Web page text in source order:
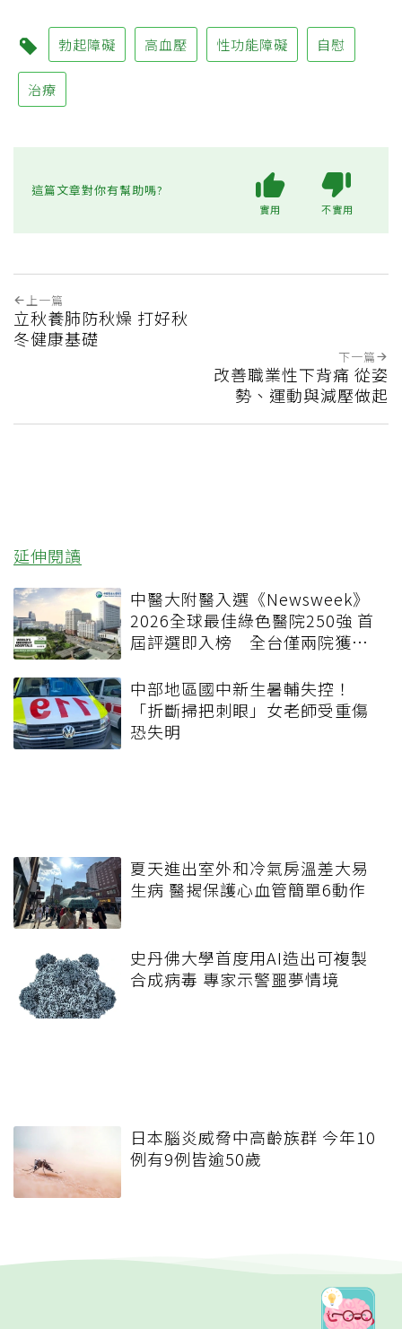
勃起障礙 高血壓 性功能障礙 自慰
治療
這篇文章對你有幫助嗎?
實用 不實用
上一篇
立秋養肺防秋燥 打好秋
冬健康基礎
下一篇
改善職業性下背痛 從姿
勢、運動與減壓做起
延伸閱讀
中醫大附醫入選《Newsweek》
2026全球最佳綠色醫院250強 首
屆評選即入榜 全台僅兩院獲
中部地區國中新生暑輔失控！
「折斷掃把刺眼」女老師受重傷
恐失明
夏天進出室外和冷氣房溫差大易
生病 醫揭保護心血管簡單6動作
史丹佛大學首度用AI造出可複製
合成病毒 專家示警噩夢情境
日本腦炎威脅中高齡族群 今年10
例有9例皆逾50歲